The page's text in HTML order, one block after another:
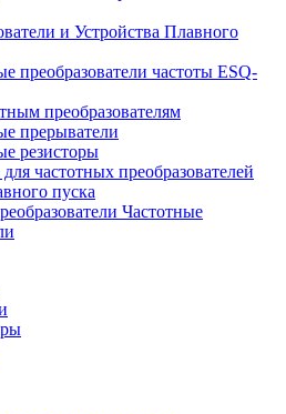
и Устройства Плавного
преобразователи частоты ESQ-
преобразователям
прерыватели
резисторы
частотных преобразователей
пуска
Частотные